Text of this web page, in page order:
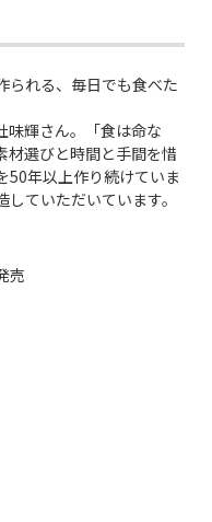
られる、毎日でも食べた
味輝さん。「食は命な
材選びと時間と手間を惜
50年以上作り続けていま
ていただいています。
売